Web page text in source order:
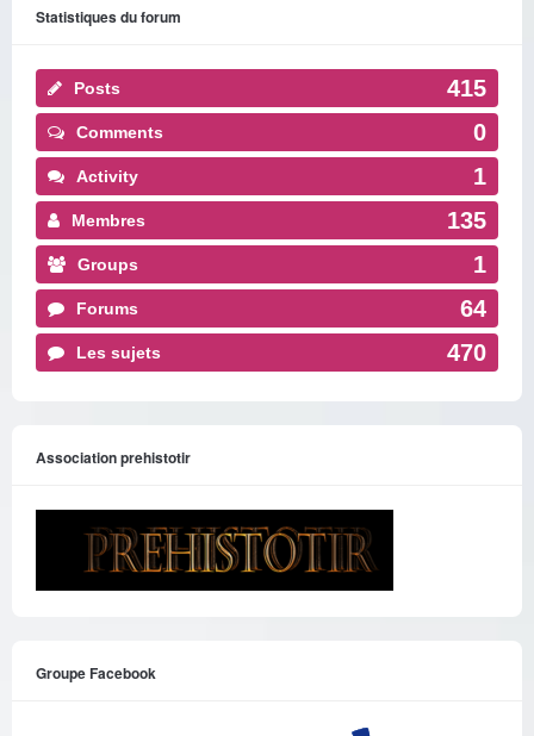
Statistiques du forum
Posts 415
Comments 0
Activity 1
Membres 135
Groups 1
Forums 64
Les sujets 470
Association prehistotir
Groupe Facebook